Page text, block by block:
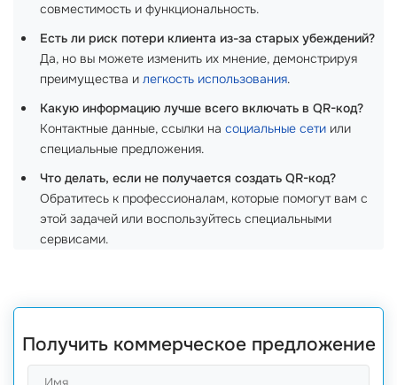
совместимость и функциональность.
Есть ли риск потери клиента из-за старых убеждений?
Да, но вы можете изменить их мнение, демонстрируя
преимущества и легкость использования.
Какую информацию лучше всего включать в QR-код?
Контактные данные, ссылки на социальные сети или
специальные предложения.
Что делать, если не получается создать QR-код?
Обратитесь к профессионалам, которые помогут вам с
этой задачей или воспользуйтесь специальными
сервисами.
Получить коммерческое предложение